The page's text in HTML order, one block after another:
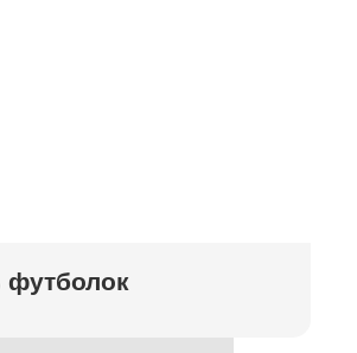
футболок